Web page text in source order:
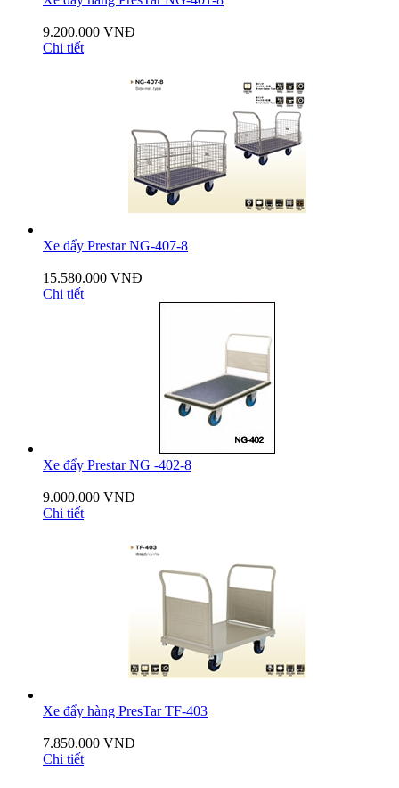
9.200.000 VNĐ
Chi tiết
Xe đẩy Prestar NG-407-8
15.580.000 VNĐ
Chi tiết
Xe đẩy Prestar NG -402-8
9.000.000 VNĐ
Chi tiết
Xe đẩy hàng PresTar TF-403
7.850.000 VNĐ
Chi tiết